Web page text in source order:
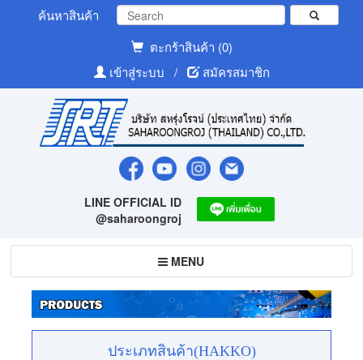
ค้นหาสินค้า
ตะกร้าสินค้า (0)
เข้าสู่ระบบ
/ สมัครสมาชิก
LINE OFFICIAL ID
@saharoongroj
Toggle
navigation
MENU
ประเภทสินค้า(HAKKO)